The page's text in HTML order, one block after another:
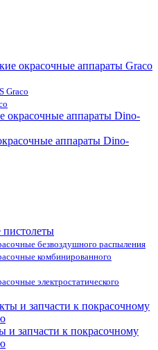
окрасочные аппараты Graco
Graco
аппараты Dino-
безвоздушного распыления
комбинированного
электростатического
и запчасти к покрасочному